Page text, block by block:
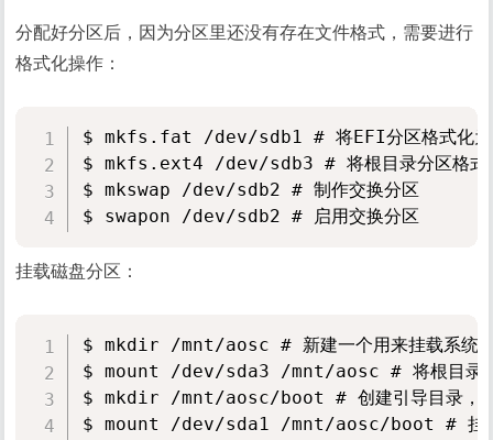
分配好分区后，因为分区里还没有存在文件格式，需要进行
格式化操作：
$ mkfs.fat /dev/sdb1 # 将EFI分区格式化为
$ mkfs.ext4 /dev/sdb3 # 将根目录分区格式
$ mkswap /dev/sdb2 # 制作交换分区
挂载磁盘分区：
$ mkdir /mnt/aosc # 新建一个用来挂载系统根
$ mount /dev/sda3 /mnt/aosc # 将根目录分
$ mkdir /mnt/aosc/boot # 创建引导目录，用